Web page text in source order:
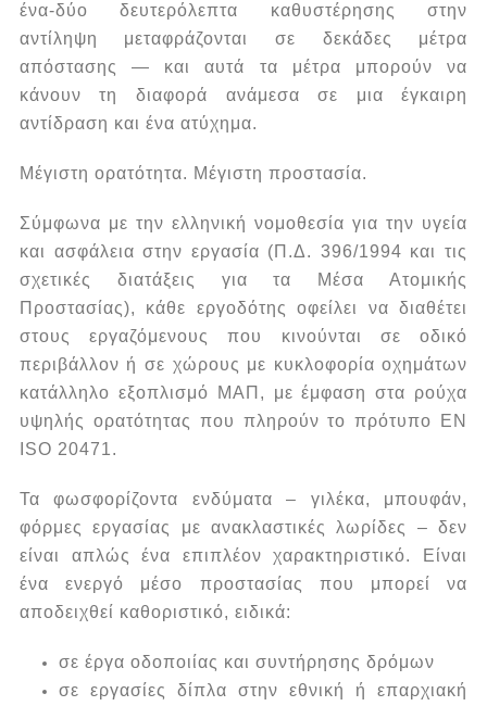
ένα-δύο δευτερόλεπτα καθυστέρησης στην
αντίληψη μεταφράζονται σε δεκάδες μέτρα
απόστασης — και αυτά τα μέτρα μπορούν να
κάνουν τη διαφορά ανάμεσα σε μια έγκαιρη
αντίδραση και ένα ατύχημα.
Μέγιστη ορατότητα. Μέγιστη προστασία.
Σύμφωνα με την ελληνική νομοθεσία για την υγεία
και ασφάλεια στην εργασία (Π.Δ. 396/1994 και τις
σχετικές διατάξεις για τα Μέσα Ατομικής
Προστασίας), κάθε εργοδότης οφείλει να διαθέτει
στους εργαζόμενους που κινούνται σε οδικό
περιβάλλον ή σε χώρους με κυκλοφορία οχημάτων
κατάλληλο εξοπλισμό ΜΑΠ, με έμφαση στα ρούχα
υψηλής ορατότητας που πληρούν το πρότυπο EN
ISO 20471.
Τα φωσφορίζοντα ενδύματα – γιλέκα, μπουφάν,
φόρμες εργασίας με ανακλαστικές λωρίδες – δεν
είναι απλώς ένα επιπλέον χαρακτηριστικό. Είναι
ένα ενεργό μέσο προστασίας που μπορεί να
αποδειχθεί καθοριστικό, ειδικά:
σε έργα οδοποιίας και συντήρησης δρόμων
σε εργασίες δίπλα στην εθνική ή επαρχιακή